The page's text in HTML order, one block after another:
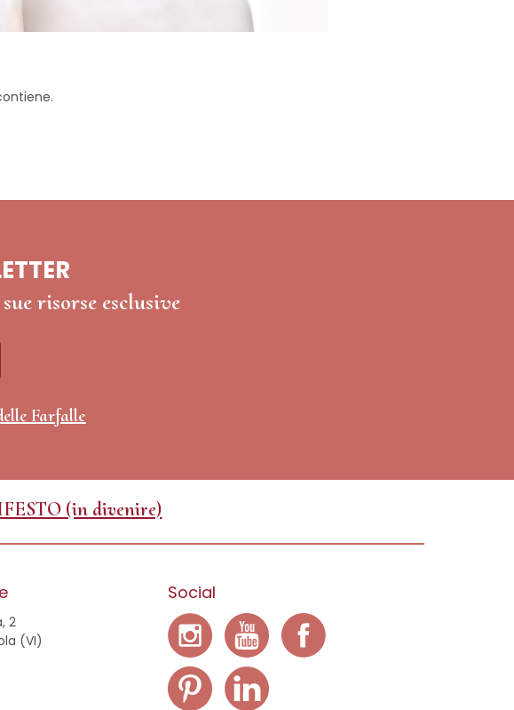
risorse esclusive
Farfalle
(in divenire)
2
(VI)
Social